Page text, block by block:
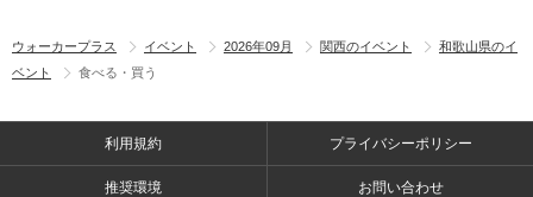
ウォーカープラス イベント 2026年09月 関西のイベント
和歌山県のイ
ベント
食べる・買う
利用規約 プライバシーポリシー
推奨環境 お問い合わせ